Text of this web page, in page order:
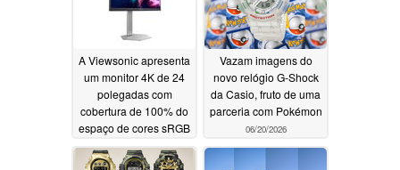
A Viewsonic apresenta
um monitor 4K de 24
polegadas com
cobertura de 100% do
espaço de cores sRGB
e taxa de atualização
de 160 Hz06/22/2026
Vazam imagens do
novo relógio G-Shock
da Casio, fruto de uma
parceria com Pokémon
06/20/2026